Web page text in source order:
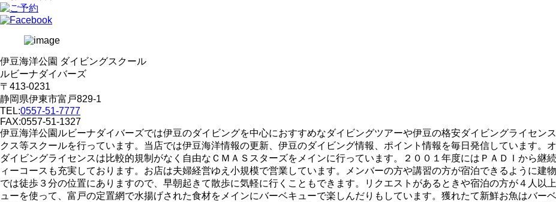
伊豆海洋公園 ダイビングスクール
ルビーナダイバーズ
〒413-0231
静岡県伊東市富戸829-1
TEL:0557-51-7777
FAX:0557-51-1327
伊豆海洋公園ルビーナダイバーズでは伊豆のダイビングを中心におすすめなダイビングツアーや伊豆の格安ダイビングライセン
クス等スクールを行っています。当店では伊豆海洋情報の更新、伊豆のダイビング情報、ポイント情報を毎日発信しています。
ダイビングライセンスは比較的規制がなく自由なＣＭＡＳスターズをメインに行っています。２００１年度にはＰＡＤＩから継
ィーコースも充実しております。お店は夫婦経営ゆえ小規模で営業しています。メンバーの方や講習の方が宿泊できるように建
では徒歩３分の位置にありますので、早朝起きて散歩に気軽に行くこともできます。リクエストがあるときや宿泊の方が４人以
ューを使って、富戸の定置網で水揚げされた食材をメインにバーベキューで楽しんだりもしています。獲れたて新鮮お魚はバー